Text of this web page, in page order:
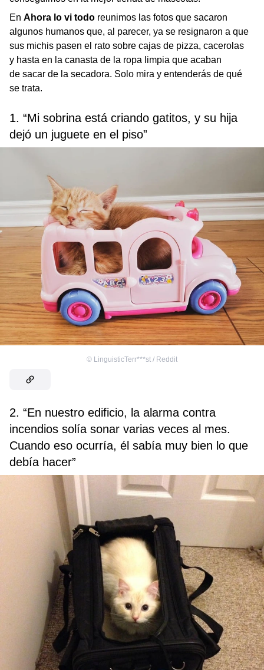
En Ahora lo vi todo reunimos las fotos que sacaron
algunos humanos que, al parecer, ya se resignaron a que
sus michis pasen el rato sobre cajas de pizza, cacerolas
y hasta en la canasta de la ropa limpia que acaban
de sacar de la secadora. Solo mira y entenderás de qué
se trata.
1. “Mi sobrina está criando gatitos, y su hija
dejó un juguete en el piso”
© LinguisticTerr***st / Reddit
2. “En nuestro edificio, la alarma contra
incendios solía sonar varias veces al mes.
Cuando eso ocurría, él sabía muy bien lo que
debía hacer”